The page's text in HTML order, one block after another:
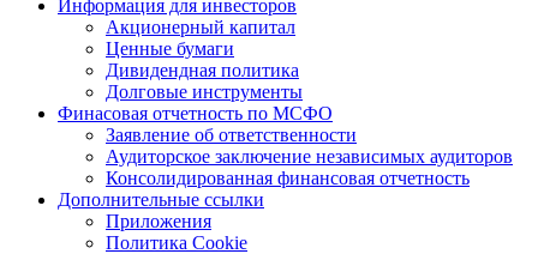
Информация для инвесторов
Акционерный капитал
Ценные бумаги
Дивидендная политика
Долговые инструменты
Финасовая отчетность по МСФО
Заявление об ответственности
Аудиторское заключение независимых аудиторов
Консолидированная финансовая отчетность
Дополнительные ссылки
Приложения
Политика Cookie